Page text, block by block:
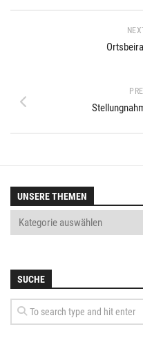
UNSERE THEMEN
SUCHE